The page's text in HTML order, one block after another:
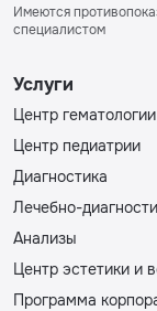
Имеются
специалистом
Услуги
Центр
Центр педиатрии
Диагностика
Лечебно-
Анализы
Центр эстетики и
Программа